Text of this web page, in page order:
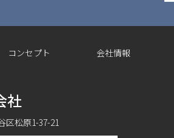
コンセプト 会社情報
社
区松原1-37-21